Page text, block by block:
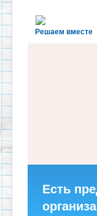
Решаем вместе
Есть